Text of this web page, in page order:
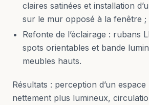
claires satinées et installation
sur le mur opposé à la fenêtre ;
Refonte de l’éclairage : rubans
spots orientables et bande
meubles hauts.
Résultats : perception d’un
nettement plus lumineux,